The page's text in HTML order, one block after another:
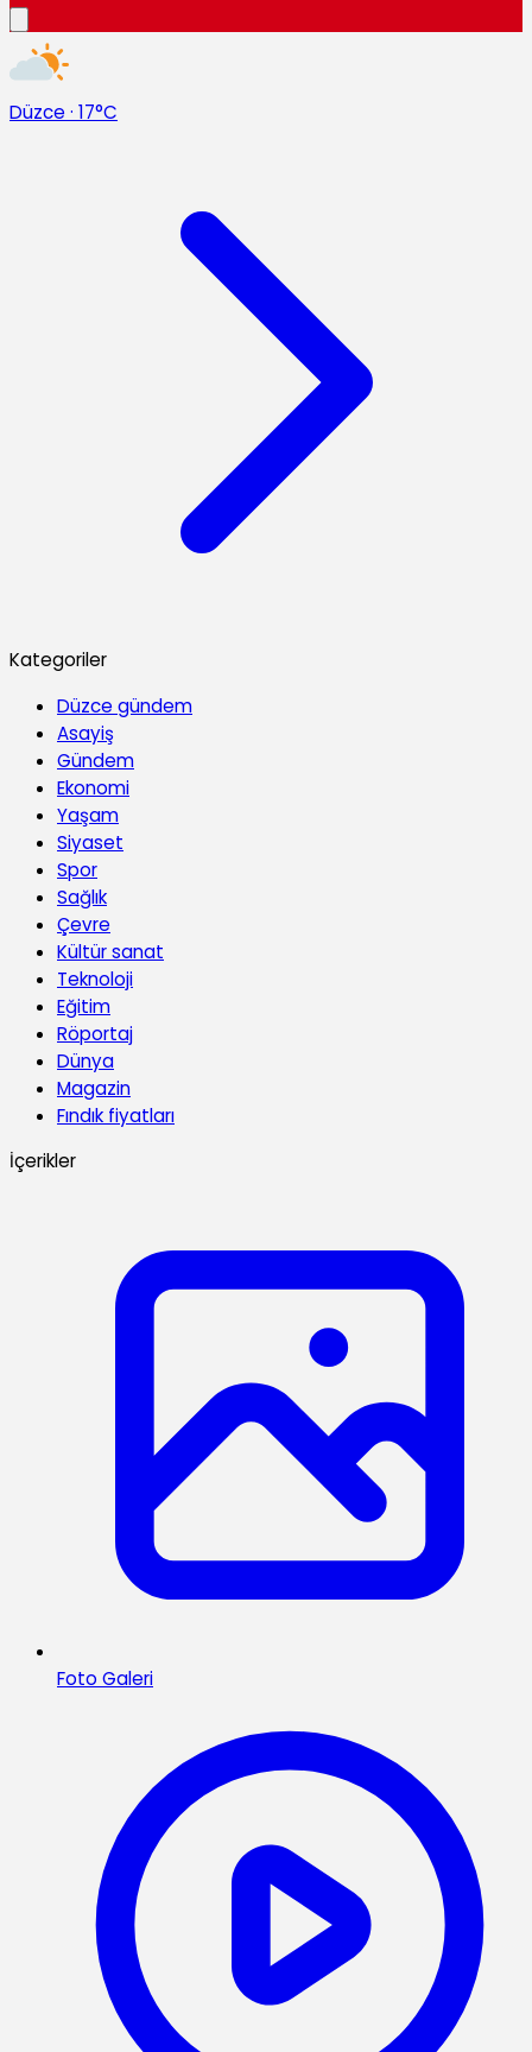
Düzce · 17°C
Kategoriler
Düzce gündem
Asayiş
Gündem
Ekonomi
Yaşam
Siyaset
Spor
Sağlık
Çevre
Kültür sanat
Teknoloji
Eğitim
Röportaj
Dünya
Magazin
Fındık fiyatları
İçerikler
Foto Galeri